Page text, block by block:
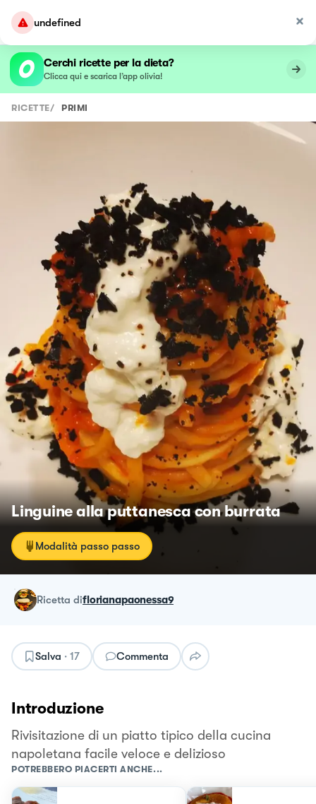
undefined
Cerchi ricette per la dieta?
Clicca qui e scarica l’app olivia!
RICETTE/ PRIMI
Linguine alla puttanesca con burrata
Modalità passo passo
ricetta diflorianapaonessa9
Salva · 17 Commenta
Introduzione
Rivisitazione di un piatto tipico della cucina
napoletana facile veloce e delizioso
POTREBBERO PIACERTI ANCHE...